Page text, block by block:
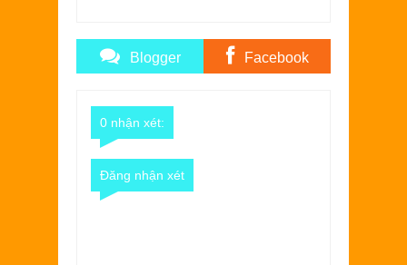
Blogger Facebook
0 nhận xét:
Đăng nhận xét